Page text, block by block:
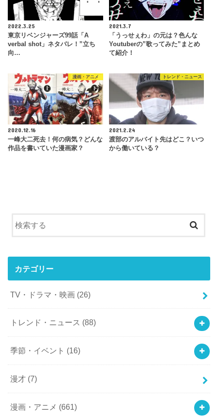
2022.3.25
東京リベンジャーズ99話「A
verbal shot」ネタバレ！”立ち
向…
2021.3.7
「うっせぇわ」の元は？色んな
Youtuberの”歌ってみた”まとめ
て紹介！
漫画・アニメ
2020.12.16
一峰大二死去！何の病気？どんな
作品を書いていた漫画家？
トレンド・ニュース
2021.2.24
渡部のアルバイト先はどこ？いつ
から働いている？
カテゴリー
TV・ドラマ・映画 (26)
トレンド・ニュース (88)
季節・イベント (16)
漫才 (7)
漫画・アニメ (661)